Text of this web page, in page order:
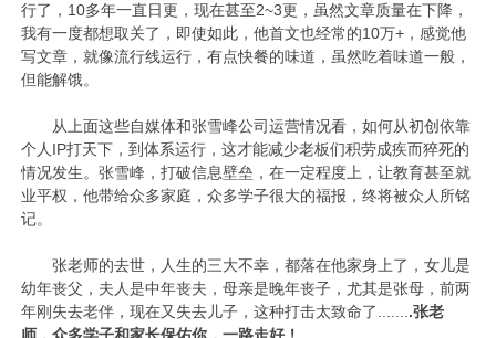
行了，10多年一直日更，现在甚至2~3更，虽然文章质量在下降，
我有一度都想取关了，即使如此，他首文也经常的10万+，感觉他
写文章，就像流行线运行，有点快餐的味道，虽然吃着味道一般，
但能解饿。
从上面这些自媒体和张雪峰公司运营情况看，如何从初创依靠
个人IP打天下，到体系运行，这才能减少老板们积劳成疾而猝死的
情况发生。张雪峰，打破信息壁垒，在一定程度上，让教育甚至就
业平权，他带给众多家庭，众多学子很大的福报，终将被众人所铭
记。
张老师的去世，人生的三大不幸，都落在他家身上了，女儿是
幼年丧父，夫人是中年丧夫，母亲是晚年丧子，尤其是张母，前两
年刚失去老伴，现在又失去儿子，这种打击太致命了....... .张老